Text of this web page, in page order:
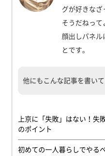
グが好きなざ
そうだねって
顔出しパネル
とです。
他にもこんな記事を書い
上京に「失敗」はない！失
のポイント
初めての一人暮らしでやる